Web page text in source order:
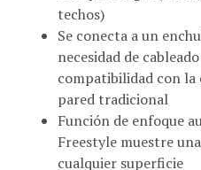
techos)
Se conecta a un
necesidad de
compatibilidad con la
pared tradicional
Función de enfoque
Freestyle muestre
cualquier superficie